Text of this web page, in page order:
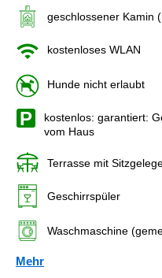
geschlossener Kamin
kostenloses WLAN
Hunde nicht erlaubt
kostenlos: garantiert:
vom Haus
Terrasse mit
Geschirrspüler
Waschmaschine
Mehr